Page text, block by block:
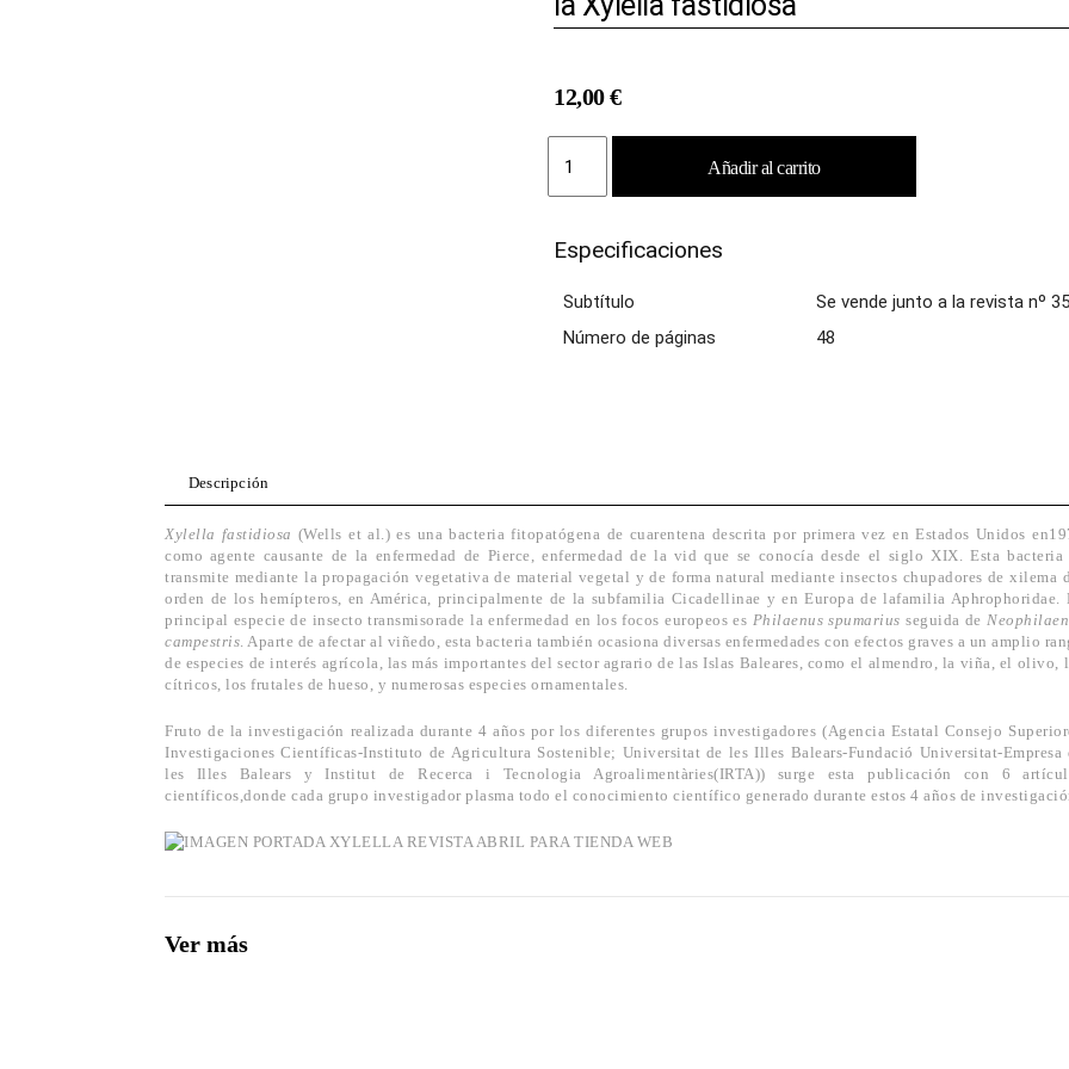
12,00€
Diseño
e
de
de
frente
Añadir al carrito
Especificaciones
Subtítulo
Se vende junto a la revista nº
Número de páginas
48
Descripción
Xylella fastidiosa (Wells et al.) es una bacteria fitopatógena de cuarentena descrita por primera vez en Estados Unidos
como agente causante de la enfermedad de Pierce, enfermedad de la vid que se conocía desde el siglo XIX. Esta bacteria
transmite mediante la propagación vegetativa de material vegetal y de forma natural mediante insectos chupadores de xilema
orden de los hemípteros, en América, principalmente de la subfamilia Cicadellinae y en Europa de lafamilia Aphrophoridae.
principal especie de insecto transmisorade la enfermedad en los focos europeos es Philaenus spumarius seguida de
campestris. Aparte de afectar al viñedo, esta bacteria también ocasiona diversas enfermedades con efectos graves a un amplio
de especies de interés agrícola, las más importantes del sector agrario de las Islas Baleares, como el almendro, la viña, el olivo,
cítricos, los frutales de hueso, y numerosas especies ornamentales.
Fruto de la investigación realizada durante 4 años por los diferentes grupos investigadores (Agencia Estatal Consejo
Investigaciones Científicas-Instituto de Agricultura Sostenible; Universitat de les Illes Balears-Fundació Universitat-Empresa
les Illes Balears y Institut de Recerca i Tecnologia Agroalimentàries(IRTA)) surge esta publicación con 6
científicos,donde cada grupo investigador plasma todo el conocimiento científico generado durante estos 4 años de
Ver más